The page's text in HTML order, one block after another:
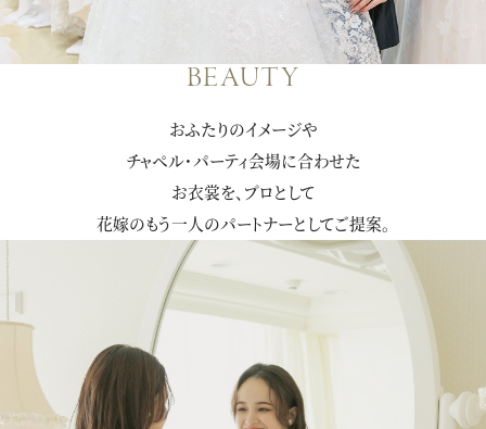
BEAUTY
おふたりのイメージや
チャペル・パーティ会場に合わせた
お衣裳を、プロとして
花嫁のもう一人のパートナーとしてご提案。